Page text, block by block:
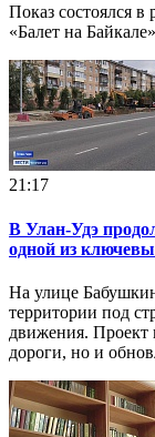
Показ состоялся
«Балет на
21:17
В Улан-Удэ
одной из
На улице
территории под
движения. Проект
дороги, но и